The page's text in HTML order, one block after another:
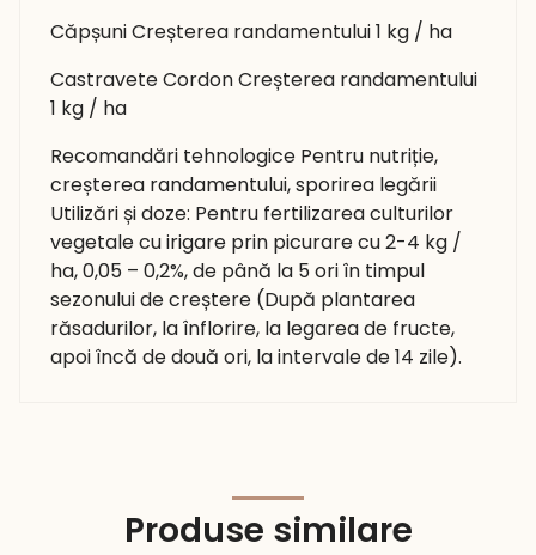
Căpșuni Creșterea randamentului 1 kg / ha
Castravete Cordon Creșterea randamentului
1 kg / ha
Recomandări tehnologice Pentru nutriție,
creșterea randamentului, sporirea legării
Utilizări și doze: Pentru fertilizarea culturilor
vegetale cu irigare prin picurare cu 2-4 kg /
ha, 0,05 – 0,2%, de până la 5 ori în timpul
sezonului de creștere (După plantarea
răsadurilor, la înflorire, la legarea de fructe,
apoi încă de două ori, la intervale de 14 zile).
Produse similare